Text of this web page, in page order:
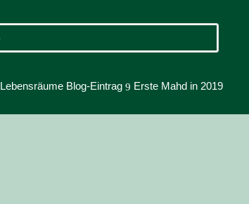
Lebensräume Blog-Eintrag 9 Erste Mahd in 2019